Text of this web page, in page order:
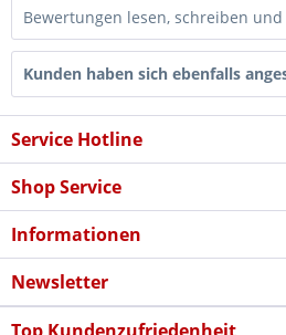
Bewertungen lesen, schreiben
Kunden haben sich ebenfalls
Service Hotline
Shop Service
Informationen
Newsletter